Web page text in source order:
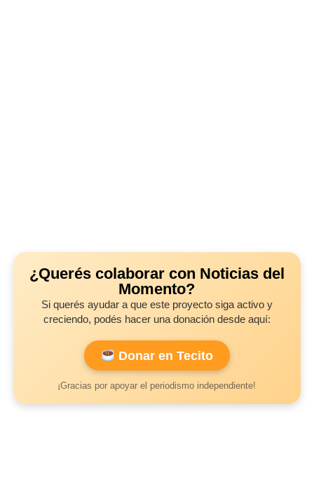
¿Querés colaborar con Noticias del
Momento?
Si querés ayudar a que este proyecto siga activo y
creciendo, podés hacer una donación desde aquí:
Donar en Tecito
¡Gracias por apoyar el periodismo independiente!